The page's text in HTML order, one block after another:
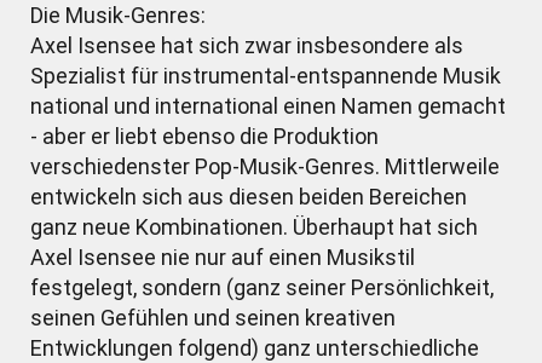
Die Musik-Genres:
Axel Isensee hat sich zwar insbesondere als
Spezialist für instrumental-entspannende Musik
national und international einen Namen gemacht
- aber er liebt ebenso die Produktion
verschiedenster Pop-Musik-Genres. Mittlerweile
entwickeln sich aus diesen beiden Bereichen
ganz neue Kombinationen. Überhaupt hat sich
Axel Isensee nie nur auf einen Musikstil
festgelegt, sondern (ganz seiner Persönlichkeit,
seinen Gefühlen und seinen kreativen
Entwicklungen folgend) ganz unterschiedliche